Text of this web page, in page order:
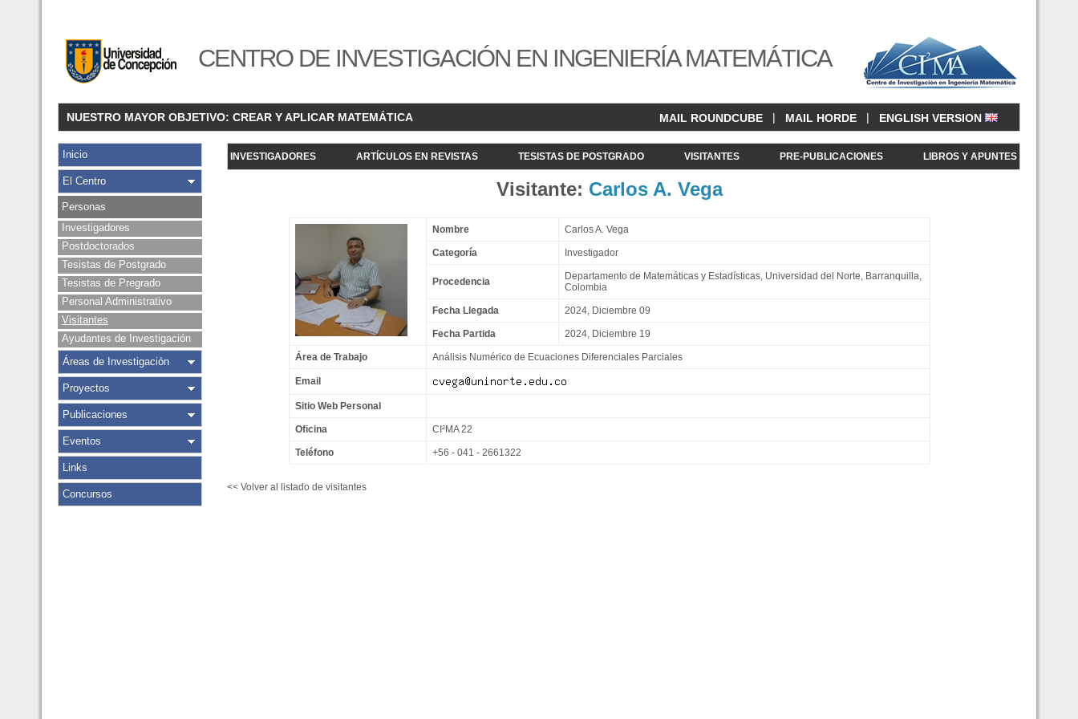
CENTRO DE INVESTIGACIÓN EN INGENIERÍA MATEMÁTICA
NUESTRO MAYOR OBJETIVO: CREAR Y APLICAR MATEMÁTICA MAIL ROUNDCUBE | MAIL HORDE | ENGLISH VERSION
Inicio
El Centro
Personas
Investigadores
Postdoctorados
Tesistas de Postgrado
Tesistas de Pregrado
Personal Administrativo
Visitantes
Ayudantes de Investigación
Áreas de Investigación
Proyectos
Publicaciones
Eventos
Links
Concursos
INVESTIGADORES ARTÍCULOS EN REVISTAS TESISTAS DE POSTGRADO VISITANTES PRE-PUBLICACIONES LIBROS Y APUNTES
Visitante: Carlos A. Vega
Nombre Carlos A. Vega
Categoría Investigador
Procedencia
Departamento de Matemáticas y Estadísticas, Universidad del Norte, Barranquilla,
Colombia
Fecha Llegada 2024, Diciembre 09
Fecha Partida 2024, Diciembre 19
Área de Trabajo Análisis Numérico de Ecuaciones Diferenciales Parciales
Email
Sitio Web Personal
Oficina CI²MA 22
Teléfono +56 - 041 - 2661322
<< Volver al listado de visitantes